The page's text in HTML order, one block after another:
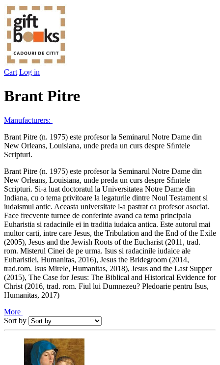
Cart Log in
Brant Pitre
Manufacturers:
Brant Pitre (n. 1975) este profesor la Seminarul Notre Dame din
New Orleans, Louisiana, unde preda un curs despre Sﬁntele
Scripturi.
Brant Pitre (n. 1975) este profesor la Seminarul Notre Dame din
New Orleans, Louisiana, unde preda un curs despre Sﬁntele
Scripturi. Si-a luat doctoratul la Universitatea Notre Dame din
Indiana, cu o tema privitoare la legaturile dintre Noul Testament si
iudaismul antic. Aceasta universitate l-a pastrat ca profesor asociat.
Face frecvente turnee de conferinte avand ca tema principala
Euharistia si radacinile ei in traditia iudaica antica. Este autorul mai
multor carti, intre care Jesus, the Tribulation and the End of the Exile
(2005), Jesus and the Jewish Roots of the Eucharist (2011, trad.
rom. Misterul Cinei de pe urma. Isus si radacinile iudaice ale
Euharistiei, Humanitas, 2016), Jesus the Bridegroom (2014,
trad.rom. Isus Mirele, Humanitas, 2018), Jesus and the Last Supper
(2015), The Case for Jesus: The Biblical and Historical Evidence for
Christ (2016, trad. rom. Fiul lui Dumnezeu? Pledoarie pentru Isus,
Humanitas, 2017)
More
Sort by